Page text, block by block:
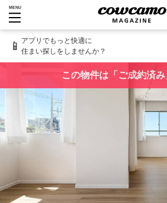
MENU
📱 アプリでもっと快適に
住まい探しをしませんか？
この物件は「ご成約済み